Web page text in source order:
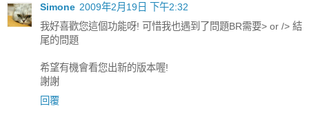
Simone 2009年2月19日 下午2:32
我好喜歡您這個功能呀! 可惜我也遇到了問題BR需要> or /> 結
尾的問題
希望有機會看您出新的版本喔!
謝謝
回覆